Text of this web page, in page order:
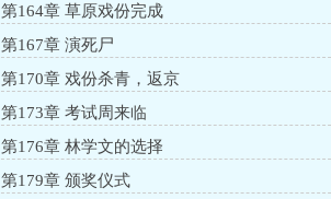
第164章 草原戏份完成
第167章 演死尸
第170章 戏份杀青，返京
第173章 考试周来临
第176章 林学文的选择
第179章 颁奖仪式